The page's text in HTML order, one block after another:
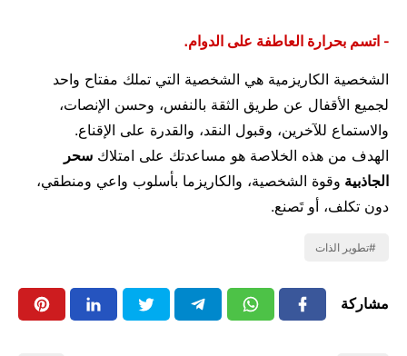
- اتسم ﺑﺤﺮارة اﻟﻌﺎﻃﻔﺔ على اﻟﺪوام.
الشخصية الكاريزمية هي الشخصية التي تملك مفتاح واحد
لجميع الأقفال عن طريق الثقة بالنفس، وحسن الإنصات،
والاستماع للآخرين، وقبول النقد، والقدرة على الإقناع.
الهدف من هذه الخلاصة هو ﻣﺴﺎﻋﺪﺗﻚ على امتلاك ﺳﺤﺮ
الجاذبية وقوة اﻟﺸﺨﺼﻴﺔ، والكاريزما بأسلوب واﻋﻲ وﻣﻨﻄﻘﻲ،
دون تكلف، أو تَصنع.
تطوير الذات
مشاركة